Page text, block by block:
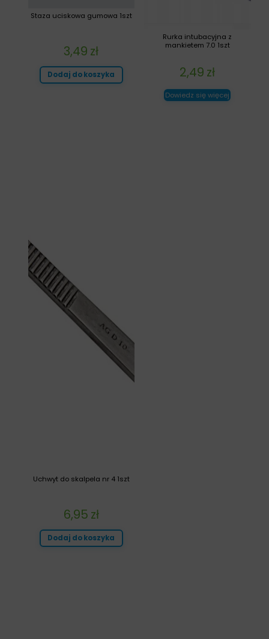
Rurka intubacyjna z
mankietem 7.0 1szt
2,49 zł
Dowiedz się więcej
Staza uciskowa gumowa 1szt
3,49 zł
Dodaj do koszyka
Uchwyt do skalpela nr 4 1szt
6,95 zł
Dodaj do koszyka